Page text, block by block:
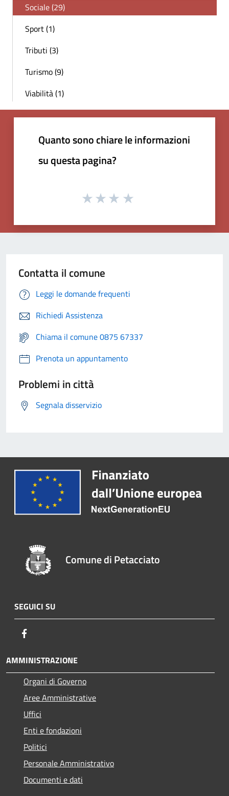
Sociale (29)
Sport (1)
Tributi (3)
Turismo (9)
Viabilità (1)
Quanto sono chiare le informazioni
su questa pagina?
Contatta il comune
Leggi le domande frequenti
Richiedi Assistenza
Chiama il comune 0875 67337
Prenota un appuntamento
Problemi in città
Segnala disservizio
Comune di Petacciato
SEGUICI SU
AMMINISTRAZIONE
Organi di Governo
Aree Amministrative
Uffici
Enti e fondazioni
Politici
Personale Amministrativo
Documenti e dati